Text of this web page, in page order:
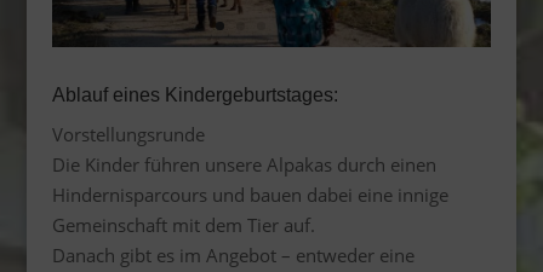
Ablauf eines Kindergeburtstages:
Vorstellungsrunde
Die Kinder führen unsere Alpakas durch einen
Hindernisparcours und bauen dabei eine innige
Gemeinschaft mit dem Tier auf.
Danach gibt es im Angebot – entweder eine